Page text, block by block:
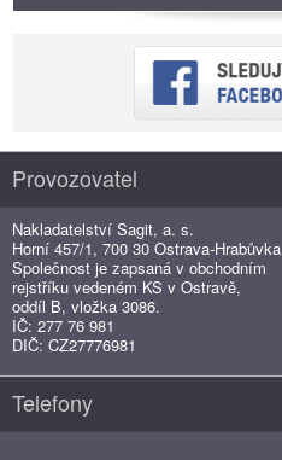
Provozovatel
Nakladatelství Sagit, a. s.
Horní 457/1, 700 30 Ostrava-Hrabůvka
Společnost je zapsaná v obchodním
rejstříku vedeném KS v Ostravě,
oddíl B, vložka 3086.
IČ: 277 76 981
DIČ: CZ27776981
Telefony